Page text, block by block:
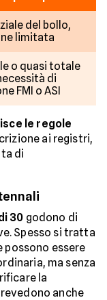
del bollo,
limitata
o quasi totale
di
FMI o ASI
le regole
ai registri,
di
30 godono di
Spesso si tratta
possono essere
ma senza
la
anche